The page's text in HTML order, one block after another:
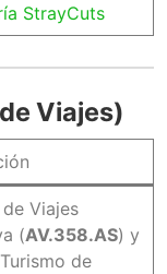
StrayCuts
Viajes)
Viajes
(AV.358.AS) y
de